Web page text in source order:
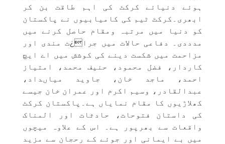
ہوئے دنیائے کرکٹ کی اہم طاقت بن کر
ابھری۔کرکٹ ٹیم کی کامیابیوں نے پاکستان
کو دنیا میں مرتبہ ومقام حاصل کرنے میں
مدددی۔ دفاعی حالات میں جرا¿ت مندی اور
مزاحمت میں شکست دینے کی کوشش میں اے ایچ
کاردار، فضل محمود، حنیف محمد، امتیاز
احمد، ماجد خان، جاوید میاںداد،
عبدالقادر، وسیم اکرم اور عمران خان جیسے
کھلاڑیوں کا مقام نمایاں ہے۔پاکستان کرکٹ
کی داستان فتوحات، حادثات اور المناک
واقعات سے بھرپور ہے۔ اس کے علاوہ میچوں
میں بے ایمانی اور جوئے کے رحجان سے مزید